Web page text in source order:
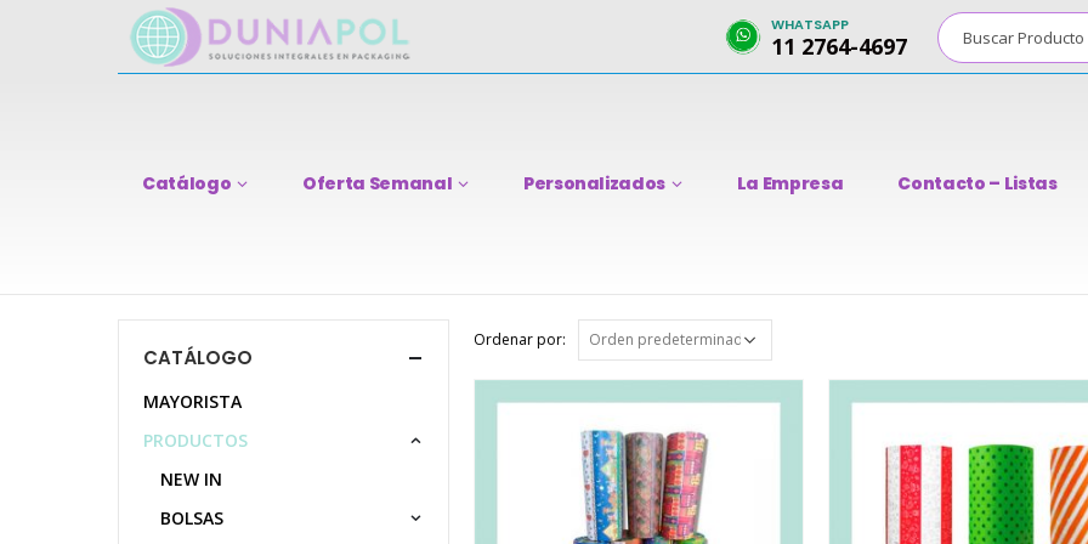
WHATSAPP
11 2764-4697
Catálogo Oferta Semanal Personalizados La Empresa Contacto – Listas
Ordenar por:
CATÁLOGO
MAYORISTA
PRODUCTOS
NEW IN
BOLSAS